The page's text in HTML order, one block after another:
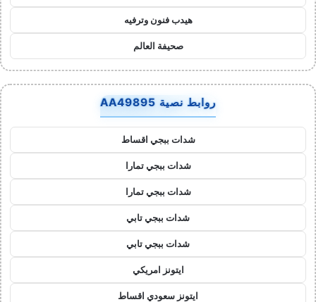
هيدب فنون وترفيه
صحيفة العالم
روابط نصية AA49895
شدات ببجي اقساط
شدات ببجي تمارا
شدات ببجي تمارا
شدات ببجي تابي
شدات ببجي تابي
ايتونز امريكي
ايتونز سعودي اقساط